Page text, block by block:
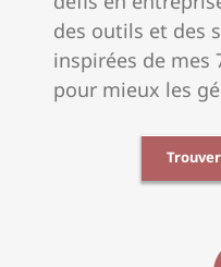
des outils et des
inspirées de mes
pour mieux les